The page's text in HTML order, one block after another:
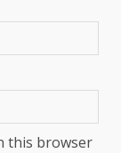
this browser